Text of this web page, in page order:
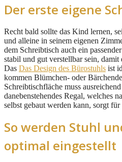
Der erste eigene
Recht bald sollte das Kind lernen,
und alleine in seinem eigenen
dem Schreibtisch auch ein
stabil und gut verstellbar sein,
Das Das Design des Bürostuhls ist
kommen Blümchen- oder
Schreibtischfläche muss
danebenstehendes Regal, welches
selbst gebaut werden kann, sorgt
So werden Stuhl
optimal eingestellt